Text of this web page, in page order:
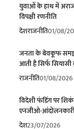
युवाओं के हाथ में
विपक्षी रणनीति
देशराजनीति01/08/
जनता के बेवकूफ
आती है सिर्फ सियासी
राजनीति01/08/2026
विदेशी फंडिंग पर
एनजीओ-आंदोलनकारी
देश23/07/2026